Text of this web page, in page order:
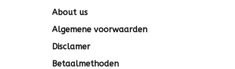
About us
Algemene voorwaarden
Disclamer
Betaalmethoden